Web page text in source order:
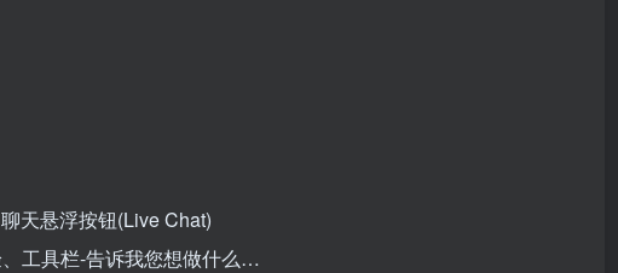
天悬浮按钮(Live Chat)
工具栏-告诉我您想做什么…